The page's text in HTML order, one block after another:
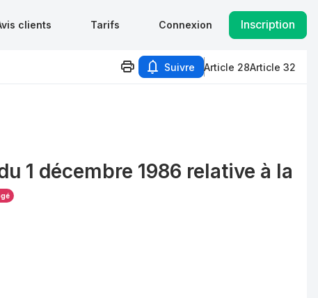
clients Tarifs Connexion Inscription
Suivre Article 28Article 32
1 décembre 1986 relative à la